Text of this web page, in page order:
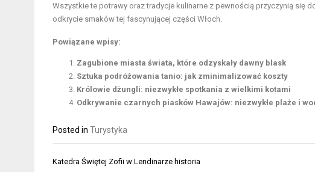
Wszystkie te potrawy oraz tradycje kulinarne z pewnością przyczynią się
odkrycie smaków tej fascynującej części Włoch.
Powiązane wpisy:
Zagubione miasta świata, które odzyskały dawny blask
Sztuka podróżowania tanio: jak zminimalizować koszty
Królowie dżungli: niezwykłe spotkania z wielkimi kotami
Odkrywanie czarnych piasków Hawajów: niezwykłe plaże i
Posted in Turystyka
Nawigacja
Katedra Świętej Zofii w Lendinarze historia